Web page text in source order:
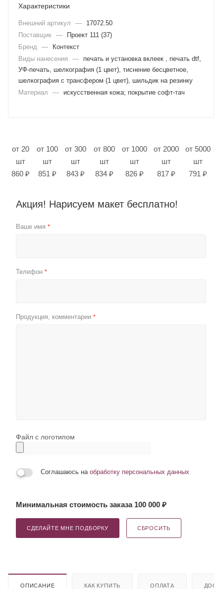
Характеристики
Внешний артикул —
17072.50
Поставщик —
Проект 111 (37)
Бренд
—
Контекст
Виды нанесения
—
печать и установка вклеек , печать dtf,
УФ-печать, шелкография (1 цвет), тиснение бесцветное,
шелкография с трансфером (1 цвет), шильдик на резинку
Материал
— искусственная кожа; покрытие софт-тач
от 20
шт
860 ₽
от 100
шт
851 ₽
от 300
шт
843 ₽
от 800
шт
834 ₽
от 1000
шт
826 ₽
от 2000
шт
817 ₽
от 5000
шт
791 ₽
Акция! Нарисуем макет бесплатно!
Ваше имя *
Телефон *
Продукция, комментарии *
Файл с логотипом
Соглашаюсь на обработку персональных данных
Минимальная стоимость заказа 100 000 ₽
СДЕЛАЙТЕ МНЕ ПОДБОРКУ СБРОСИТЬ
ОПИСАНИЕ КАК КУПИТЬ ОПЛАТА